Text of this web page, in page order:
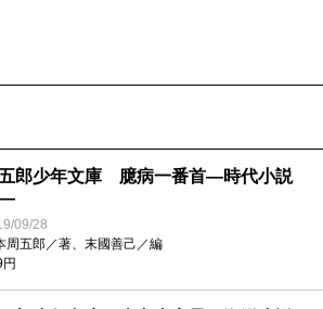
が、古書店で周五郎の探偵小説が
」を二冊購入するなど、全集の完
は進めていました。
五冊の予定で刊行する「
郎少年文庫 臆病一番首―時代小説
09/28
周五郎／著、末國善己／編